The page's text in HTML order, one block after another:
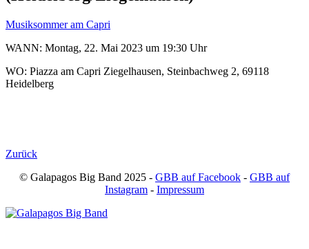
Musiksommer am Capri
WANN: Montag, 22. Mai 2023 um 19:30 Uhr
WO: Piazza am Capri Ziegelhausen, Steinbachweg 2, 69118
Heidelberg
Zurück
© Galapagos Big Band 2025 - GBB auf Facebook - GBB auf
Instagram - Impressum